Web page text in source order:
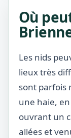
Où
Les nids
lieux très
sont parfois
une haie,
ouvrant un
allées et